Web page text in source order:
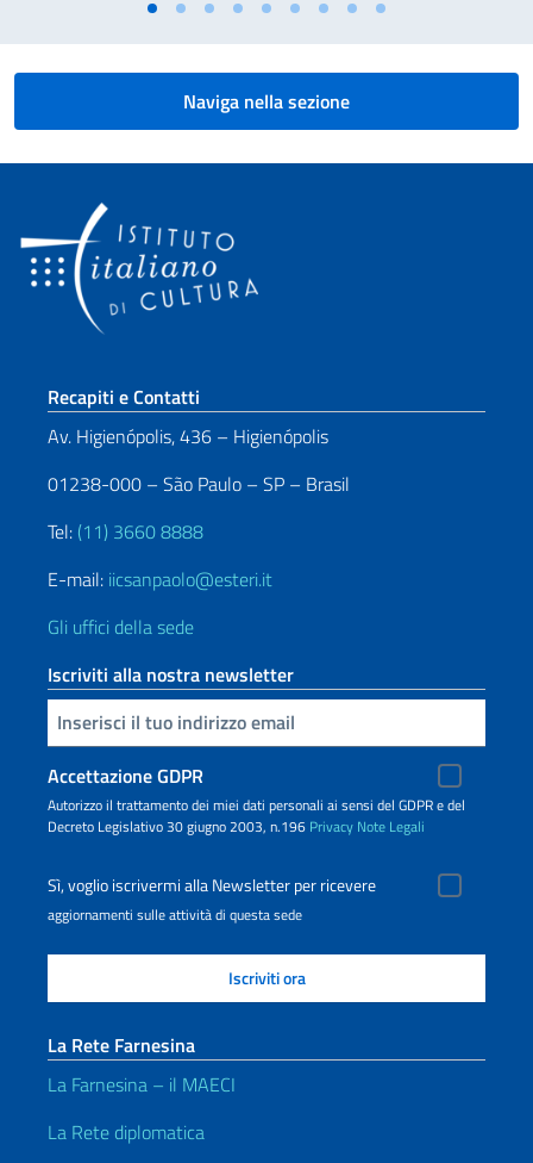
Naviga nella sezione
Sezione footer
Recapiti e Contatti
Av. Higienópolis, 436 – Higienópolis
01238-000 – São Paulo – SP – Brasil
Tel: (11) 3660 8888
E-mail: iicsanpaolo@esteri.it
Gli uffici della sede
Iscriviti alla nostra newsletter
Inserisci la tua email
Accettazione GDPR
Autorizzo il trattamento dei miei dati personali ai sensi del GDPR e del
Decreto Legislativo 30 giugno 2003, n.196 Privacy Note Legali
Sì, voglio iscrivermi alla Newsletter per ricevere
aggiornamenti sulle attività di questa sede
La Rete Farnesina
La Farnesina – il MAECI
La Rete diplomatica